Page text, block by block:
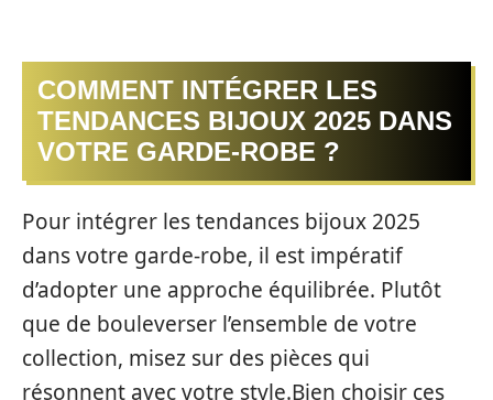
COMMENT INTÉGRER LES
TENDANCES BIJOUX 2025 DANS
VOTRE GARDE-ROBE ?
Pour intégrer les tendances bijoux 2025
dans votre garde-robe, il est impératif
d’adopter une approche équilibrée. Plutôt
que de bouleverser l’ensemble de votre
collection, misez sur des pièces qui
résonnent avec votre style.Bien choisir ces